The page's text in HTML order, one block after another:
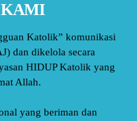
KAMI
Katolik” komunikasi
dan dikelola secara
HIDUP Katolik yang
Allah.
yang beriman dan